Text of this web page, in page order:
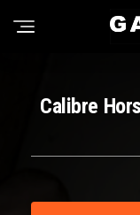
Calibre